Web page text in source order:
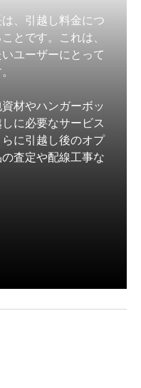
、引越し料金につ
とです。これは、
ユーザーにとって
材やハンガーボッ
に必要なサービス
に引越し後のオプ
査定や配線工事な